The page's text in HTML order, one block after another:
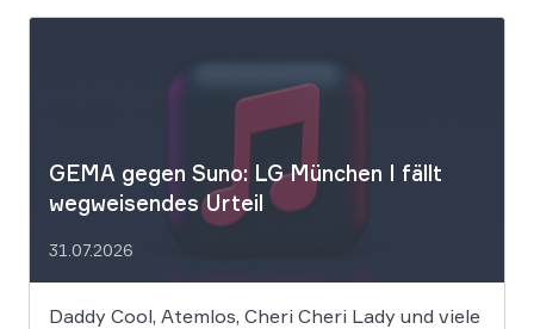
GEMA gegen Suno: LG München I fällt
wegweisendes Urteil
31.07.2026
Daddy Cool, Atemlos, Cheri Cheri Lady und viele